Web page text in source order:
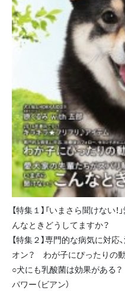
【特集１】「いまさら聞けない
んなときどうしてますか？
【特集２】専門的な病気に対
オン？ わが子にぴったりの
○犬にも乳酸菌は効果がある
パワー（ビアン）